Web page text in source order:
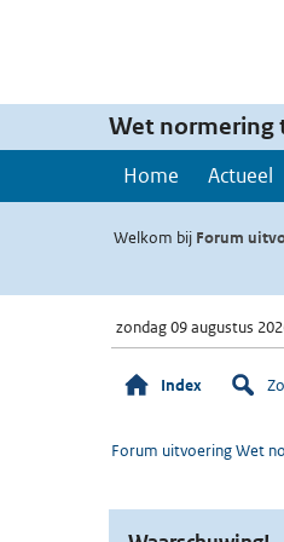
Wet
Home Actueel
Welkom bij Forum
zondag 09 augustus
Index
Forum uitvoering Wet